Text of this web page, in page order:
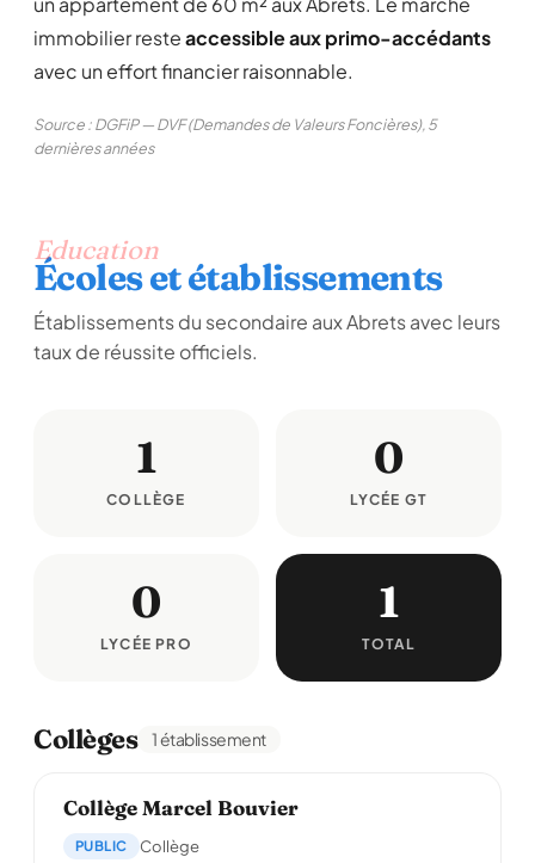
immobilier resteaccessible aux primo-accédants
avec un effort financier raisonnable.
Source : DGFiP — DVF (Demandes de Valeurs Foncières), 5
dernières années
Education
Écoles et établissements
Établissements du secondaire aux Abrets avec leurs
taux de réussite officiels.
1
COLLÈGE
0
LYCÉE GT
0
LYCÉE PRO
1
TOTAL
Collèges 1 établissement
Collège Marcel Bouvier
PUBLIC Collège